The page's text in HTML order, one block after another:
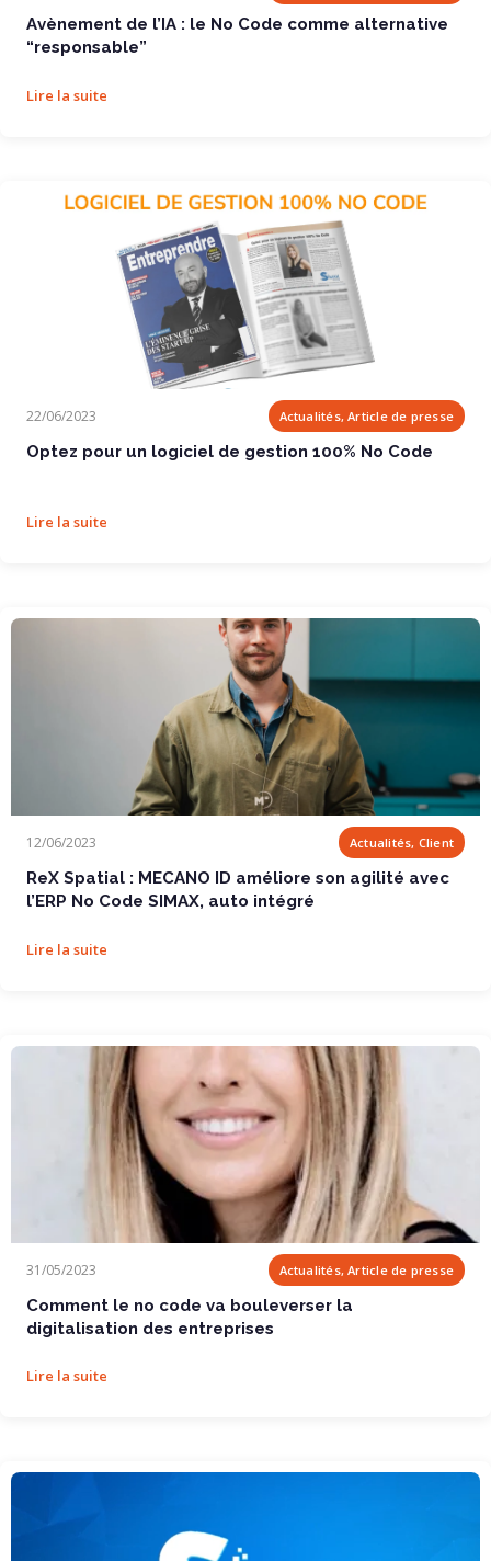
Avènement de l’IA : le No Code comme alternative
“responsable”
Lire la suite
Optez pour un logiciel de gestion 100% No Code
22/06/2023 Actualités, Article de presse
Optez pour un logiciel de gestion 100% No Code
Lire la suite
12/06/2023 Actualités, Client
ReX Spatial : MECANO ID améliore son agilité avec
l’ERP No Code SIMAX, auto intégré
Lire la suite
31/05/2023 Actualités, Article de presse
Comment le no code va bouleverser la
digitalisation des entreprises
Lire la suite